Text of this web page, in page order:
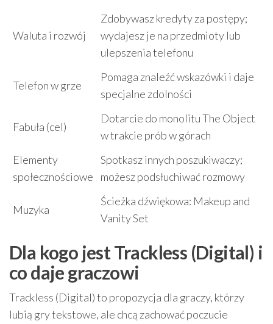
Waluta i rozwój
Zdobywasz kredyty za postępy;
wydajesz je na przedmioty lub
ulepszenia telefonu
Telefon w grze
Pomaga znaleźć wskazówki i daje
specjalne zdolności
Fabuła (cel)
Dotarcie do monolitu The Object
w trakcie prób w górach
Elementy
społecznościowe
Spotkasz innych poszukiwaczy;
możesz podsłuchiwać rozmowy
Muzyka
Ścieżka dźwiękowa: Makeup and
Vanity Set
Dla kogo jest Trackless (Digital) i
co daje graczowi
Trackless (Digital) to propozycja dla graczy, którzy
lubią gry tekstowe, ale chcą zachować poczucie